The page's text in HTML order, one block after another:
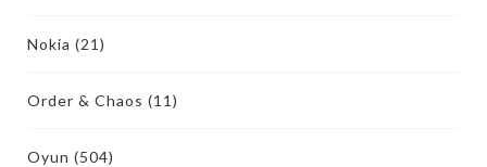
Nokia (21)
Order & Chaos (11)
Oyun (504)